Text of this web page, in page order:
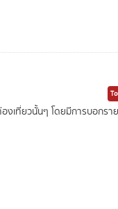
งเที่ยวนั้นๆ โดยมีการบอกราย